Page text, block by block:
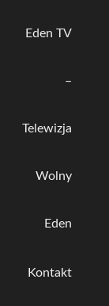
Eden TV
–
Telewizja
Wolny
Eden
Kontakt